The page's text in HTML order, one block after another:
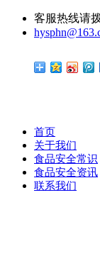
客服热线请
首页
关于我们
食品安全常识
食品安全资讯
联系我们